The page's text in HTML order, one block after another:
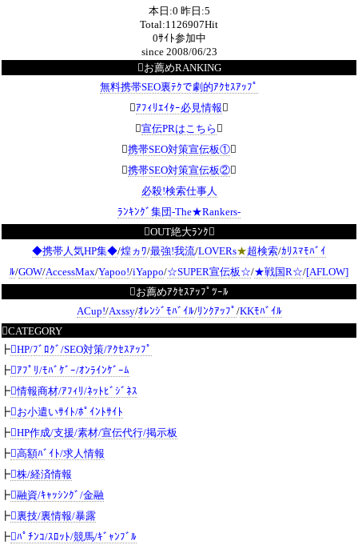
本日:0 昨日:5
Total:1126907Hit
0ｻｲﾄ参加中
since 2008/06/23
お薦めRANKING
無料携帯SEO裏ﾃｸで劇的ｱｸｾｽｱｯﾌﾟ
ｱﾌｨﾘｴｲﾀｰ必見情報 
宣伝PRはこちら 
携帯SEO対策宣伝板①
携帯SEO対策宣伝板②
必殺!検索仕事人
ﾗﾝｷﾝｸﾞ集団‐The★Rankers‐
OUT絶大ﾗﾝｸ
◆携帯人気HP集◆/煌ヵﾜ/最強!我流/LOVERs★超検索/ｶﾘｽﾏﾓﾊﾞｲ
ﾙ/GOW/AccessMax/Yapoo!/iYappo/☆SUPER宣伝板☆/★戦国R☆/[AFLOW]
お薦めｱｸｾｽｱｯﾌﾟﾂｰﾙ
ACup!/Axssy/ｵﾚﾝｼﾞﾓﾊﾞｲﾙ/ﾘﾝｸｱｯﾌﾟ /KKﾓﾊﾞｲﾙ
CATEGORY
┣HP/ﾌﾞﾛｸﾞ/SEO対策/ｱｸｾｽｱｯﾌﾟ
┣ｱﾌﾟﾘ/ﾓﾊﾞｹﾞｰ/ｵﾝﾗｲﾝｹﾞｰﾑ
┣情報商材/ｱﾌｨﾘ/ﾈｯﾄﾋﾞｼﾞﾈｽ
┣お小遣いｻｲﾄ/ﾎﾟｲﾝﾄｻｲﾄ
┣HP作成/支援/素材/宣伝代行/掲示板
┣高額ﾊﾞｲﾄ/求人情報
┣株/経済情報
┣融資/ｷｬｯｼﾝｸﾞ/金融
┣裏技/裏情報/暴露
┣ﾊﾟﾁﾝｺ/ｽﾛｯﾄ/競馬/ｷﾞｬﾝﾌﾞﾙ